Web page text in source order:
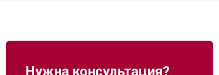
Нужна консультация?